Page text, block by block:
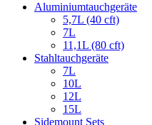
Aluminiumtauchgeräte
5,7L (40 cft)
7L
11,1L (80 cft)
Stahltauchgeräte
7L
10L
12L
15L
Sidemount Sets